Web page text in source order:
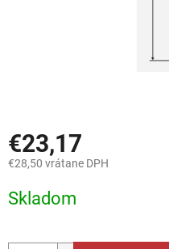
€23,17
€28,50 vrátane DPH
cena:
Skladom